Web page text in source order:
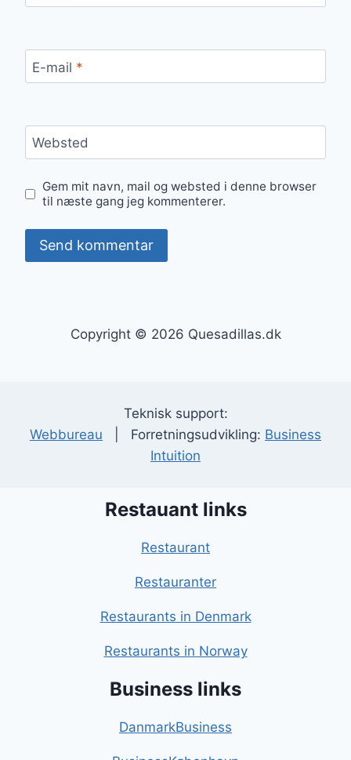
E-mail *
Websted
Gem mit navn, mail og websted i denne browser
til næste gang jeg kommenterer.
Copyright © 2026 Quesadillas.dk
Teknisk support:
Webbureau | Forretningsudvikling: Business
Intuition
Restauant links
Restaurant
Restauranter
Restaurants in Denmark
Restaurants in Norway
Business links
DanmarkBusiness